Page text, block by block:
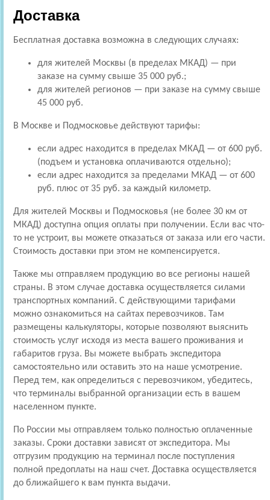
Доставка
Бесплатная доставка возможна в следующих случаях:
для жителей Москвы (в пределах МКАД) — при
заказе на сумму свыше 35 000 руб.;
для жителей регионов — при заказе на сумму свыше
45 000 руб.
В Москве и Подмосковье действуют тарифы:
если адрес находится в пределах МКАД — от 600 руб.
(подъем и установка оплачиваются отдельно);
если адрес находится за пределами МКАД — от 600
руб. плюс от 35 руб. за каждый километр.
Для жителей Москвы и Подмосковья (не более 30 км от
МКАД) доступна опция оплаты при получении. Если вас что-
то не устроит, вы можете отказаться от заказа или его части.
Стоимость доставки при этом не компенсируется.
Также мы отправляем продукцию во все регионы нашей
страны. В этом случае доставка осуществляется силами
транспортных компаний. С действующими тарифами
можно ознакомиться на сайтах перевозчиков. Там
размещены калькуляторы, которые позволяют выяснить
стоимость услуг исходя из места вашего проживания и
габаритов груза. Вы можете выбрать экспедитора
самостоятельно или оставить это на наше усмотрение.
Перед тем, как определиться с перевозчиком, убедитесь,
что терминалы выбранной организации есть в вашем
населенном пункте.
По России мы отправляем только полностью оплаченные
заказы. Сроки доставки зависят от экспедитора. Мы
отгрузим продукцию на терминал после поступления
полной предоплаты на наш счет. Доставка осуществляется
до ближайшего к вам пункта выдачи.